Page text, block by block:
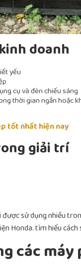
doanh
yếu
cụ và đèn chiếu sáng
thời gian ngắn hoặc
tốt nhất hiện nay
giải trí
sử dụng nhiều
Honda. tìm hiểu
các máy